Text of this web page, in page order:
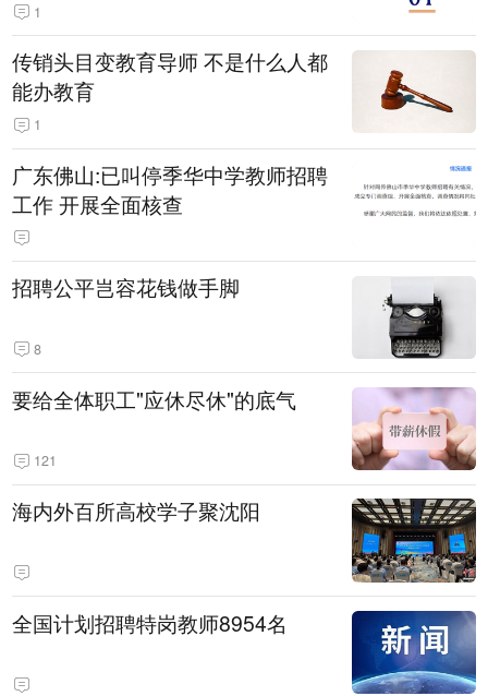
1
传销头目变教育导师 不是什么人都
能办教育
1
广东佛山:已叫停季华中学教师招聘
工作 开展全面核查
招聘公平岂容花钱做手脚
8
要给全体职工"应休尽休"的底气
121
海内外百所高校学子聚沈阳
全国计划招聘特岗教师8954名